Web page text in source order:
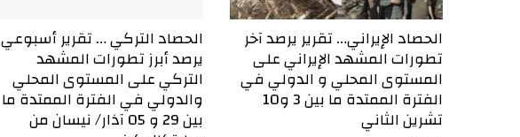
الحصاد الإيراني… تقرير يرصد آخر
تطورات المشهد الإيراني على
المستوى المحلي و الدولي في
الفترة الممتدة ما بين 3 و10
تشرين الثاني
الحصاد التركي … تقرير أسبوعي
يرصد أبرز تطورات المشهد
التركي على المستوى المحلي
والدولي في الفترة الممتدة ما
بين 29 و 05 آذار/ نيسان من